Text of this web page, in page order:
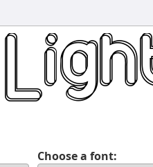
Choose a font: